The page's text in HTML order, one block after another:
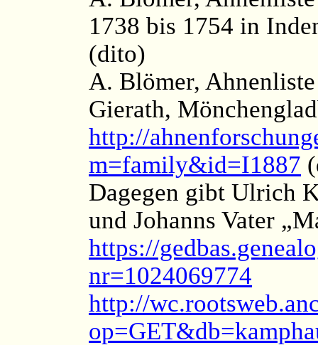
1738 bis 1754 in
(dito)
A. Blömer,
Gierath,
http://
m=family&id=I1887
Dagegen gibt Ulrich
und Johanns Vater
https://
nr=1024069774
http://